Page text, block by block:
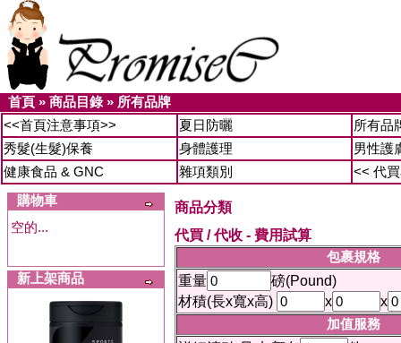
首頁 » 商品目錄» 所有品牌
<<首頁注意事項>>
夏日防曬
所有品
秀髮(生髮)保養
身體護理
男性護
健康食品 & GNC
雜項類別
<< 代
購物車
空的...
新上架商品
商品分類
代買 / 代收 - 費用試算
包裹規格
重量
磅(Pound)
材積(長x寬x高)
x
x
加值服務